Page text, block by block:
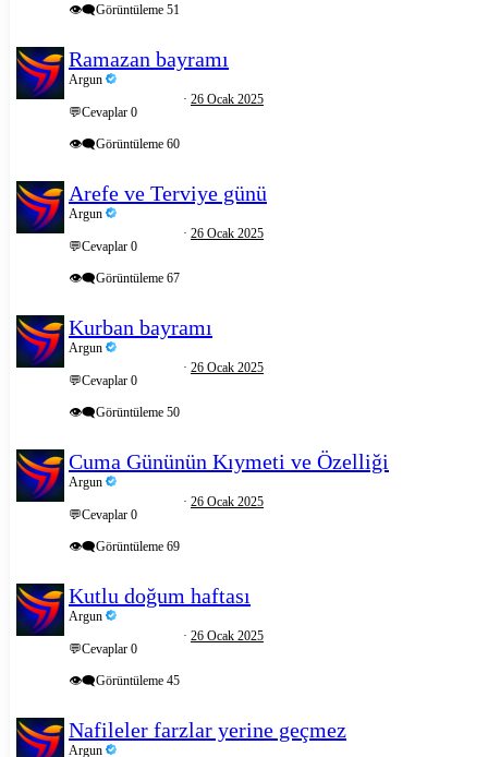
👁️‍🗨️Görüntüleme 51
Ramazan bayramı
Argun
💬Cevaplar 0
👁️‍🗨️Görüntüleme 60
26 Ocak 2025
Arefe ve Terviye günü
Argun
💬Cevaplar 0
👁️‍🗨️Görüntüleme 67
26 Ocak 2025
Kurban bayramı
Argun
💬Cevaplar 0
👁️‍🗨️Görüntüleme 50
26 Ocak 2025
Cuma Gününün Kıymeti ve Özelliği
Argun
💬Cevaplar 0
👁️‍🗨️Görüntüleme 69
26 Ocak 2025
Kutlu doğum haftası
Argun
💬Cevaplar 0
👁️‍🗨️Görüntüleme 45
26 Ocak 2025
Nafileler farzlar yerine geçmez
Argun